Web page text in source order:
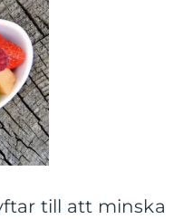
till att minska